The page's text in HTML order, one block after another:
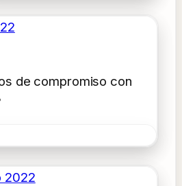
de compromiso con
2022